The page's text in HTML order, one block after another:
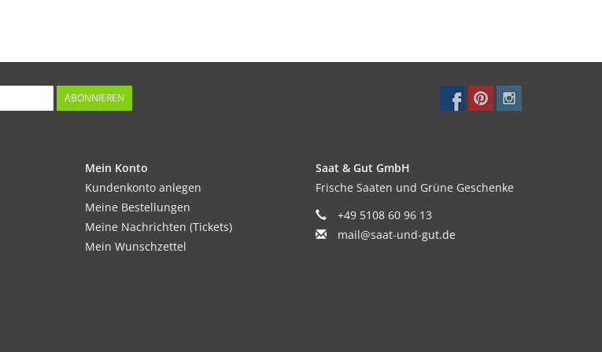
ABONNIEREN
Mein Konto
Kundenkonto anlegen
Meine Bestellungen
Meine Nachrichten (Tickets)
Mein Wunschzettel
Saat & Gut GmbH
Frische Saaten und Grüne Geschenke
+49 5108 60 96 13
mail@saat-und-gut.de